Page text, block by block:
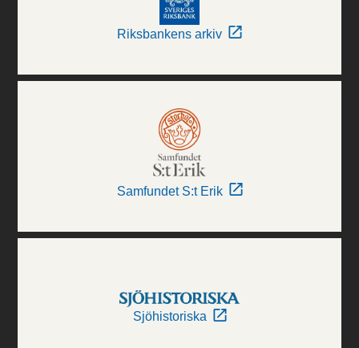
Riksbankens arkiv
Samfundet S:t Erik
Sjöhistoriska